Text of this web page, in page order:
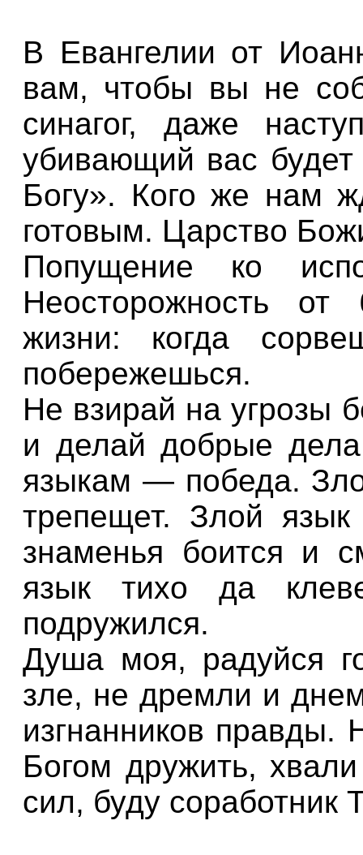
В Евангелии от
вам, чтобы вы не
синагог, даже
убивающий вас
Богу». Кого же нам
готовым. Царство
Попущение ко
Неосторожность
жизни: когда
побережешься.
Не взирай на угрозы
и делай добрые
языкам — победа.
трепещет. Злой
знаменья боится и
язык тихо да
подружился.
Душа моя, радуйся
зле, не дремли и
изгнанников правды.
Богом дружить,
сил, буду соработник